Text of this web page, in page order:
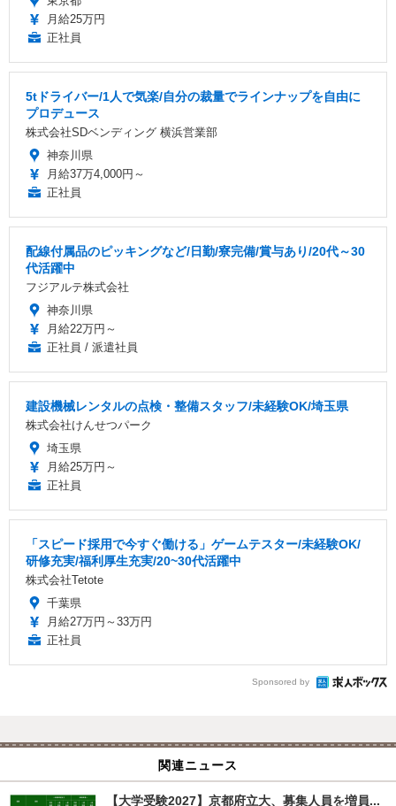
月給25万円
正社員
5tドライバー/1人で気楽/自分の裁量でラインナップを自由に
プロデュース
株式会社SDベンディング 横浜営業部
神奈川県
月給37万4,000円～
正社員
配線付属品のピッキングなど/日勤/寮完備/賞与あり/20代～30
代活躍中
フジアルテ株式会社
神奈川県
月給22万円～
正社員 / 派遣社員
建設機械レンタルの点検・整備スタッフ/未経験OK/埼玉県
株式会社けんせつパーク
埼玉県
月給25万円～
正社員
「スピード採用で今すぐ働ける」ゲームテスター/未経験OK/
研修充実/福利厚生充実/20~30代活躍中
株式会社Tetote
千葉県
月給27万円～33万円
正社員
Sponsored by
関連ニュース
【大学受験2027】京都府立大、募集人員を増員...